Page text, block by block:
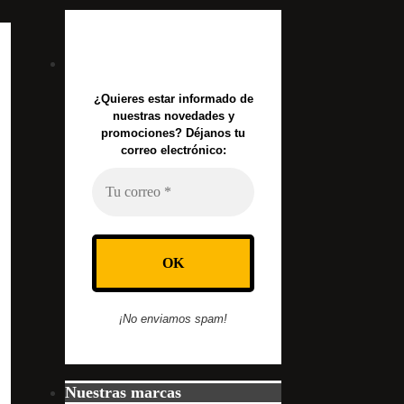
¿Quieres estar informado de
nuestras novedades y
promociones? Déjanos tu
correo electrónico:
¡No enviamos spam!
Nuestras marcas